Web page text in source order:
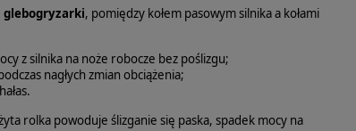
, pomiędzy kołem pasowym silnika a kołami
z silnika na noże robocze bez poślizgu;
nagłych zmian obciążenia;
rolka powoduje ślizganie się paska, spadek mocy na